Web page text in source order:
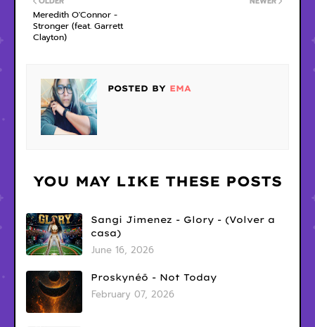
Meredith O'Connor -
Stronger (feat. Garrett
Clayton)
POSTED BY EMA
YOU MAY LIKE THESE POSTS
Sangi Jimenez - Glory - (Volver a
casa)
June 16, 2026
Proskynéō - Not Today
February 07, 2026